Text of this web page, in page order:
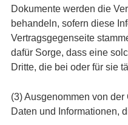
Dokumente werden die
behandeln, sofern diese
Vertragsgegenseite
dafür Sorge, dass eine
Dritte, die bei oder für sie
(3) Ausgenommen von
Daten und Informationen,